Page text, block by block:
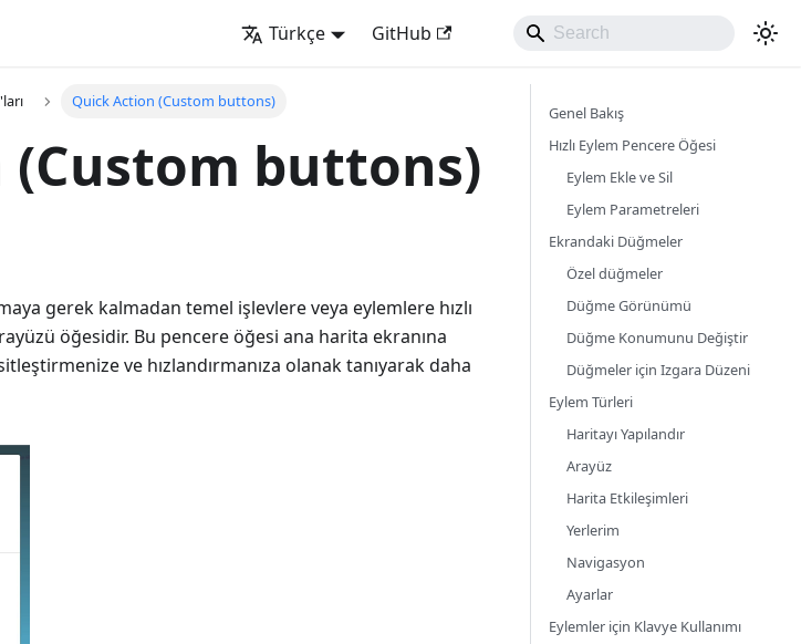
Türkçe GitHub
Quick Action (Custom buttons)
buttons)
gerek kalmadan temel işlevlere veya eylemlere hızlı
öğesidir. Bu pencere öğesi ana harita ekranına
ve hızlandırmanıza olanak tanıyarak daha
Genel Bakış
Hızlı Eylem Pencere Öğesi
Eylem Ekle ve Sil
Eylem Parametreleri
Ekrandaki Düğmeler
Özel düğmeler
Düğme Görünümü
Düğme Konumunu Değiştir
Düğmeler için Izgara Düzeni
Eylem Türleri
Haritayı Yapılandır
Arayüz
Harita Etkileşimleri
Yerlerim
Navigasyon
Ayarlar
Eylemler için Klavye Kullanımı